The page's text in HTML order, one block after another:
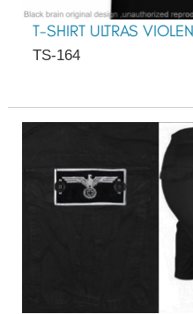
T-SHIRT ULTRAS
TS-164